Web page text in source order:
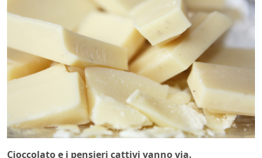
Cioccolato e i pensieri cattivi vanno via.